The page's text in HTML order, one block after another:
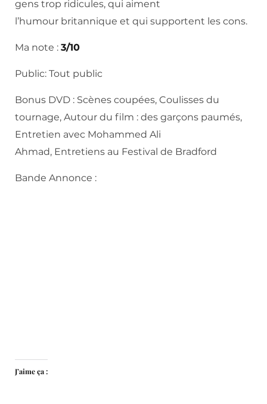
gens trop ridicules, qui aiment
l’humour britannique et qui supportent les cons.
Ma note : 3/10
Public: Tout public
Bonus DVD : Scènes coupées, Coulisses du
tournage, Autour du film : des garçons paumés,
Entretien avec Mohammed Ali
Ahmad, Entretiens au Festival de Bradford
Bande Annonce :
J’aime ça :